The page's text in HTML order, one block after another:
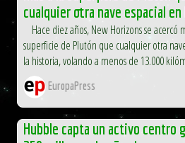
cualquier otra nave espacial
Hace diez años, New Horizons se acercó
superficie de Plutón que cualquier otra
la historia, volando a menos de 13.000
EuropaPress
Hubble capta un activo centro